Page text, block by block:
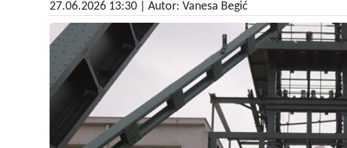
27.06.2026 13:30 | Autor: Vanesa Begić